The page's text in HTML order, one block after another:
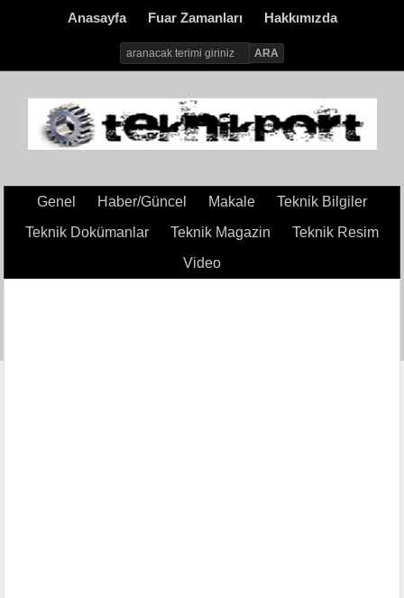
Anasayfa Fuar Zamanları Hakkımızda
Genel Haber/Güncel Makale
Teknik Bilgiler
Teknik Dokümanlar
Teknik Magazin
Teknik Resim
Video